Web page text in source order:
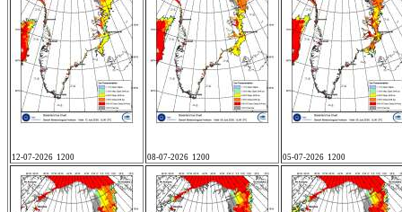
12-07-2026 1200 08-07-2026 1200 05-07-2026 1200